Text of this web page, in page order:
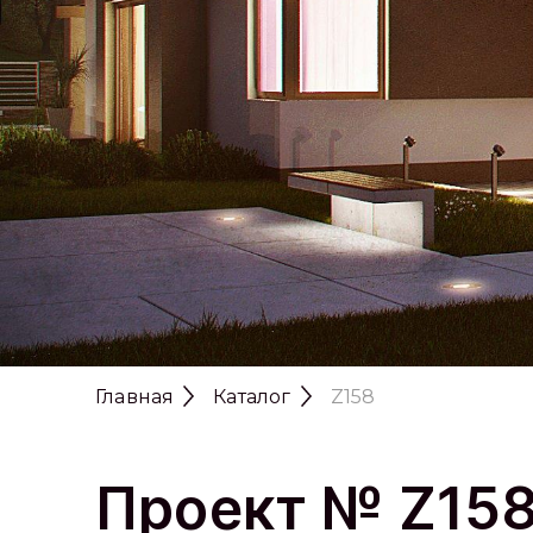
Главная Каталог Z158
Проект №